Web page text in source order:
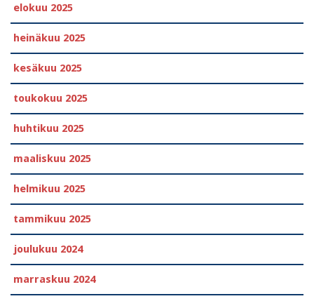
elokuu 2025
heinäkuu 2025
kesäkuu 2025
toukokuu 2025
huhtikuu 2025
maaliskuu 2025
helmikuu 2025
tammikuu 2025
joulukuu 2024
marraskuu 2024